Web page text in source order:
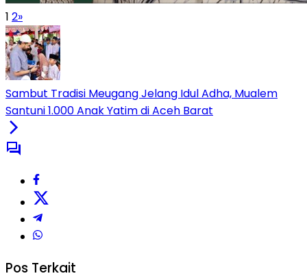
1 2»
Sambut Tradisi Meugang Jelang Idul Adha, Mualem
Santuni 1.000 Anak Yatim di Aceh Barat
Pos Terkait